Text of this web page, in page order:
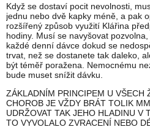
Když se dostaví pocit nevolnosti,
jednu nebo dvě kapky méně, a pak
rozšířený způsob využití Klářina
hodiny. Musí se navyšovat
každé denní dávce dokud se
trvat, než se dostanete tak daleko,
být téměř poražena. Nemocnému
bude muset snížit dávku.
ZÁKLADNÍM PRINCIPEM U VŠECH
CHOROB JE VŽDY BRÁT TOLIK
UDRŽOVAT TAK JEHO HLADINU V
TO VYVOLALO ZVRACENÍ NEBO